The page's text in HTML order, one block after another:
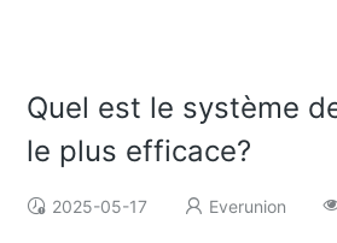
Quel est le système
le plus efficace?
2025-05-17 Everunion